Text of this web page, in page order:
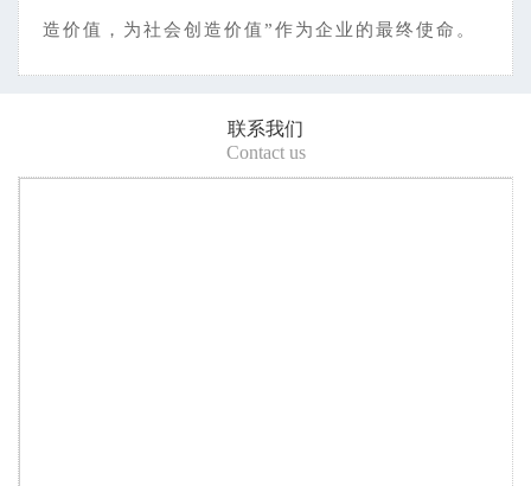
造价值，为社会创造价值”作为企业的最终使命。
联系我们
Contact us